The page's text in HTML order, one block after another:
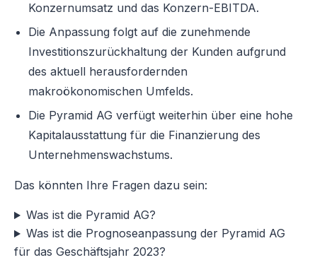
Konzernumsatz und das Konzern-EBITDA.
Die Anpassung folgt auf die zunehmende
Investitionszurückhaltung der Kunden aufgrund
des aktuell herausfordernden
makroökonomischen Umfelds.
Die Pyramid AG verfügt weiterhin über eine hohe
Kapitalausstattung für die Finanzierung des
Unternehmenswachstums.
Das könnten Ihre Fragen dazu sein:
Was ist die Pyramid AG?
Was ist die Prognoseanpassung der Pyramid AG
für das Geschäftsjahr 2023?